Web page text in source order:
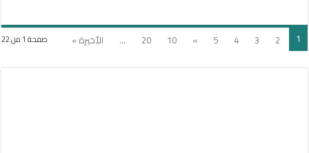
صفحة 1 من 22 1
2
3
4
5
»
10
20
... الأخيرة »